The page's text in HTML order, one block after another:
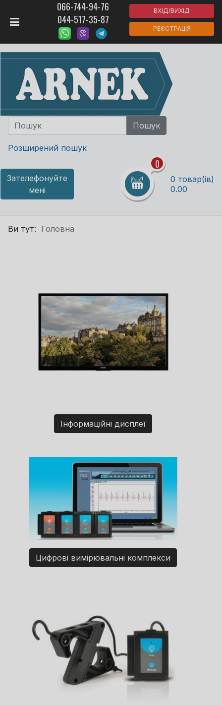
066-744-94-76
044-517-35-87
ВХІД/ВИХІД
РЕЄСТРАЦІЯ
Розширений пошук
Зателефонуйте
мені
0
0 товар(ів)
0.00
Ви тут: Головна
Інформаційні дисплеї
Цифрові вимірювальні комплекси